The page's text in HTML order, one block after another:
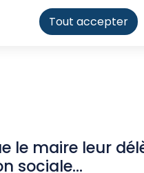
Tout accepter
le maire leur
sociale…